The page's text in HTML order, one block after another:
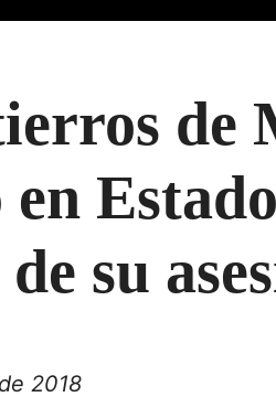
de su
2018